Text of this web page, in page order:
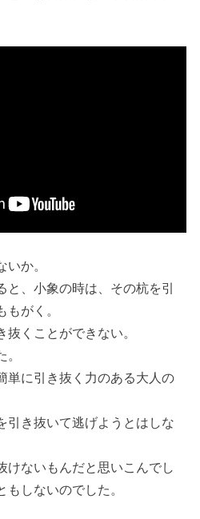
か。
と、小象の時は、その杭を引
がく。
抜くことができない。
単に引き抜く力のある大人の
引き抜いて逃げようとはしな
けないもんだと思いこんでし
もしないのでした。